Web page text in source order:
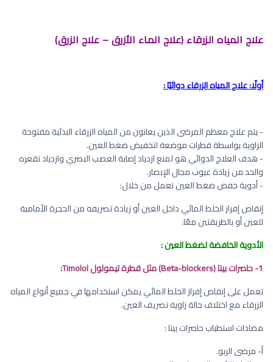
علاج المياه الزرقاء (علاج الماء الأزرق – علاج الزرق)
أولًا: علاج المياه الزرقاء دوائيًا :
- يتم علاج معظم المرضى الذين يعانون من المياه الزرقاء البدئية مفتوحة
الزاوية بواسطة قطرات موضعة لتخفيض ضغط العين.
- هدف العلاج الدوائي هو لمنع ازدياد إصابة العصب البصري وازدياد تقعره
والحد من زيادة عيوب مجال الإبصار.
- أدوية خفض ضغط العين تعمل من خلال:
إنقاص إفراز الخلط المائي داخل العين أو زيادة تصريفه من الحجرة الأمامية
للعين أو بالطريقتين معًا.
الأدوية الخافضة لضغط العين :
1- حاصرات بيتا (Beta-blockers) مثل قطرة تيمولول Timolol:
تعمل على إنقاص إفراز الخلط المائي يمكن استخدامها في جميع أنواع المياه
الزرقاء مع اختلاف حالة زاوية تصريف العين.
مضادات استطباب حاصرات بيتا :
أ‌- مرضى الربو.